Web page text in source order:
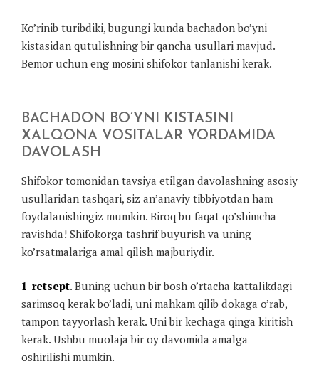
Ko’rinib turibdiki, bugungi kunda bachadon bo’yni
kistasidan qutulishning bir qancha usullari mavjud.
Bemor uchun eng mosini shifokor tanlanishi kerak.
BACHADON BO’YNI KISTASINI
XALQONA VOSITALAR YORDAMIDA
DAVOLASH
Shifokor tomonidan tavsiya etilgan davolashning asosiy
usullaridan tashqari, siz an’anaviy tibbiyotdan ham
foydalanishingiz mumkin. Biroq bu faqat qo’shimcha
ravishda! Shifokorga tashrif buyurish va uning
ko’rsatmalariga amal qilish majburiydir.
1-retsept. Buning uchun bir bosh o’rtacha kattalikdagi
sarimsoq kerak bo’ladi, uni mahkam qilib dokaga o’rab,
tampon tayyorlash kerak. Uni bir kechaga qinga kiritish
kerak. Ushbu muolaja bir oy davomida amalga
oshirilishi mumkin.